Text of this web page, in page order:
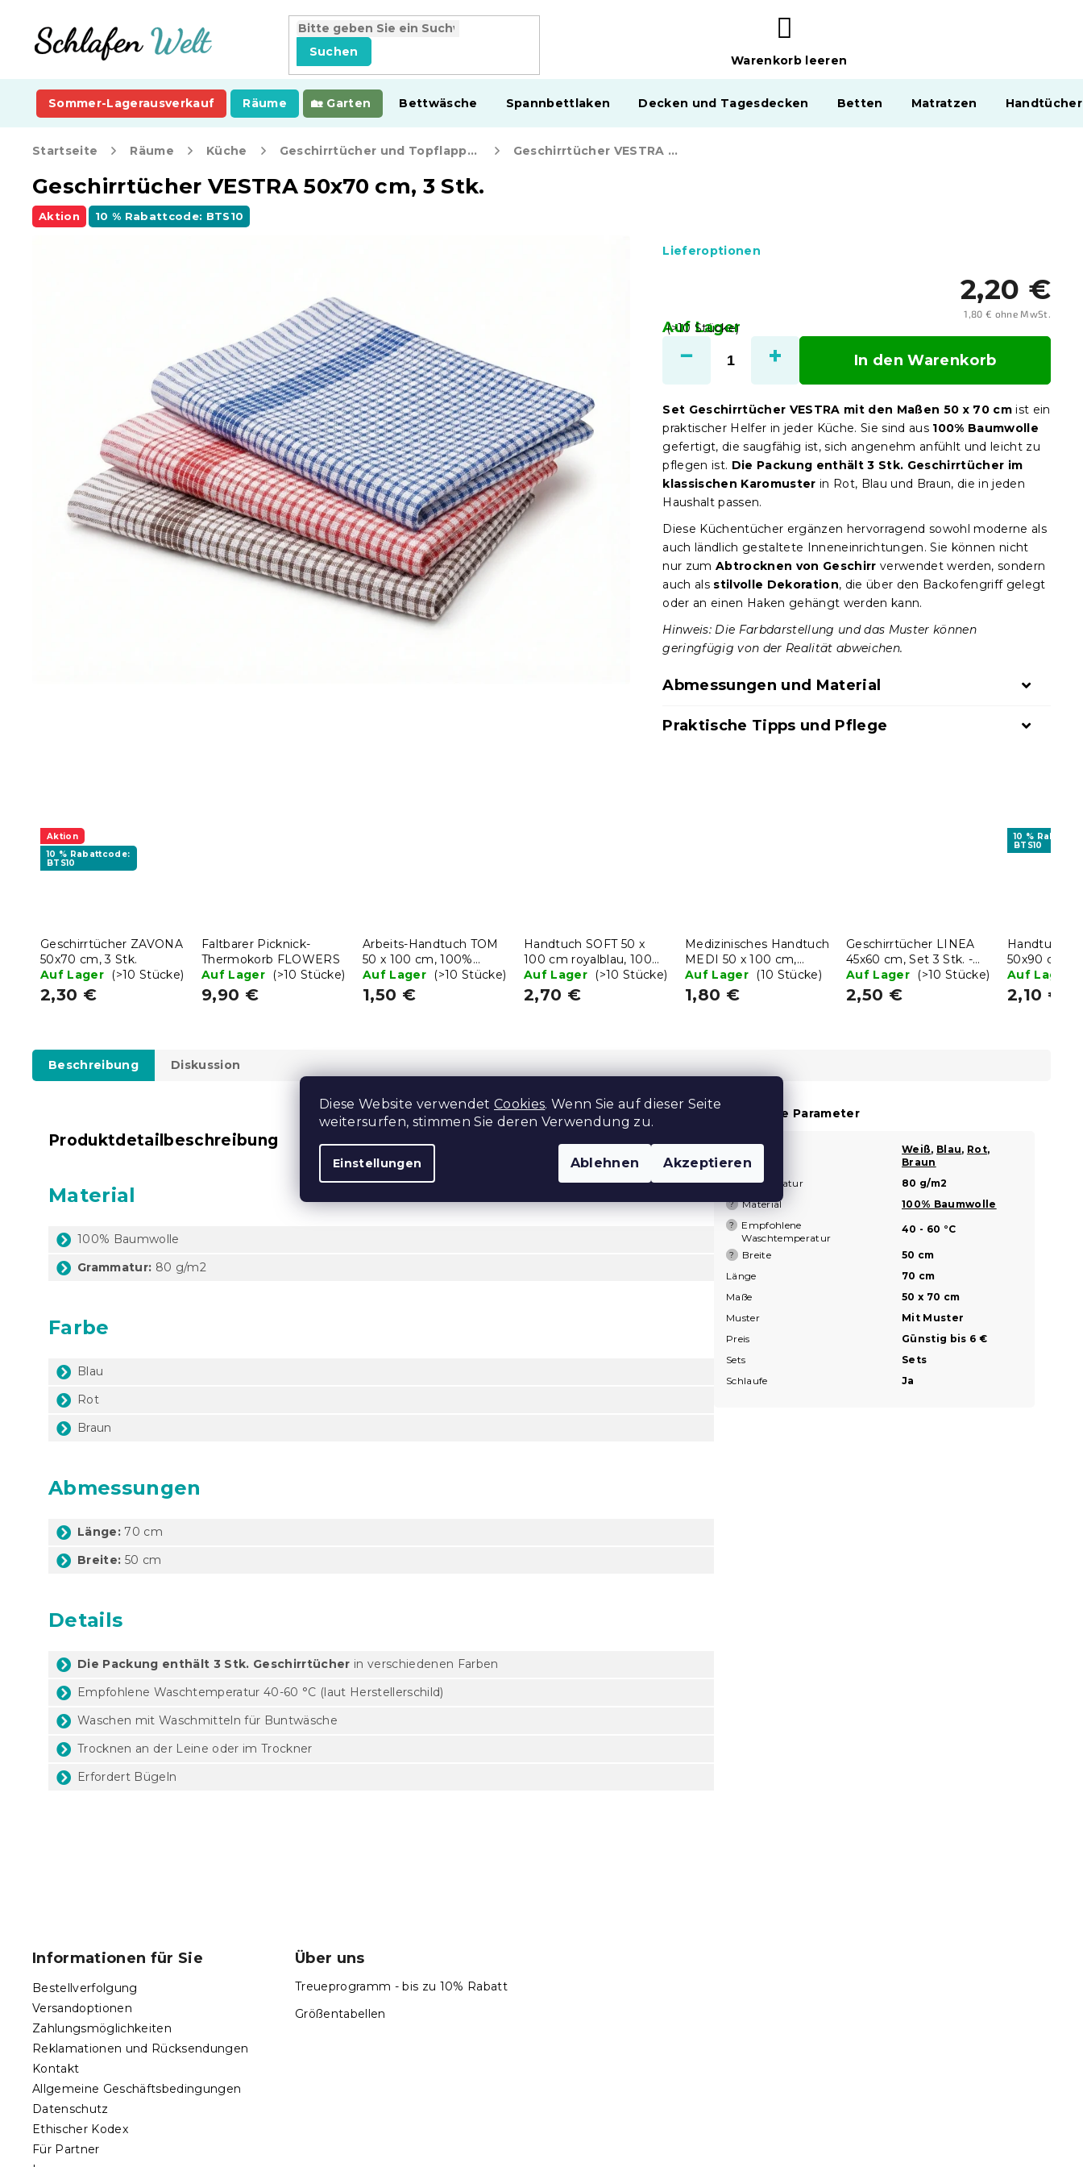
Diese Website verwendet Cookies. Wenn Sie auf dieser Seite
weitersurfen, stimmen Sie deren Verwendung zu.
Einstellungen Ablehnen Akzeptieren
springen
Suchen
WARENKORB
Warenkorb leeren
Sommer-Lagerausverkauf Räume Garten Bettwäsche Spannbettlaken Decken und Tagesdecken Betten Matratzen
Startseite Räume Küche Geschirrtücher und Topflappen Geschirrtücher VESTRA 50x70 cm, 3 Stk.
Geschirrtücher VESTRA 50x70 cm, 3 Stk.
Aktion 10 % Rabattcode: BTS10
2,20 €
1,80 € ohne MwSt.
Auf Lager
(>10 Stücke)
Lieferoptionen
In den Warenkorb
Set Geschirrtücher VESTRA mit den Maßen 50 x 70 cm ist ein
praktischer Helfer in jeder Küche. Sie sind aus 100% Baumwolle
gefertigt, die saugfähig ist, sich angenehm anfühlt und leicht zu
pflegen ist. Die Packung enthält 3 Stk. Geschirrtücher im
klassischen Karomuster in Rot, Blau und Braun, die in jeden
Haushalt passen.
Diese Küchentücher ergänzen hervorragend sowohl moderne als
auch ländlich gestaltete Inneneinrichtungen. Sie können nicht
nur zumAbtrocknen von Geschirr verwendet werden, sondern
auch als stilvolle Dekoration, die über den Backofengriff gelegt
oder an einen Haken gehängt werden kann.
Hinweis: Die Farbdarstellung und das Muster können
geringfügig von der Realität abweichen.
Abmessungen und Material
Praktische Tipps und Pflege
Aktion
10 % Rabattcode:
BTS10
Geschirrtücher ZAVONA
50x70 cm, 3 Stk.
Auf Lager
(>10 Stücke)
2,30 €
Faltbarer Picknick-
Thermokorb FLOWERS
Auf Lager
(>10 Stücke)
9,90 €
Arbeits-Handtuch TOM
50 x 100 cm, 100%
Baumwolle
Auf Lager (>10 Stücke)
1,50 €
Handtuch SOFT 50 x
100 cm royalblau, 100%
Baumwolle
Auf Lager (>10 Stücke)
2,70 €
Medizinisches Handtuch
MEDI 50 x 100 cm,
100% Baumwolle
Auf Lager (10 Stücke)
1,80 €
Geschirrtücher LINEA
45x60 cm, Set 3 Stk. -
mehrere Varianten
Auf Lager (>10 Stücke)
2,50 €
10 %
BTS10
Handtuch
50x90 cm
Baumwolle
Auf Lager
2,10 €
Beschreibung Diskussion
Produktdetailbeschreibung
Material
100% Baumwolle
Grammatur: 80 g/m2
Farbe
Blau
Rot
Braun
Abmessungen
Länge: 70 cm
Breite: 50 cm
Details
Die Packung enthält 3 Stk. Geschirrtücher in verschiedenen Farben
Empfohlene Waschtemperatur 40-60 °C (laut Herstellerschild)
Waschen mit Waschmitteln für Buntwäsche
Trocknen an der Leine oder im Trockner
Erfordert Bügeln
Zusätzliche Parameter
Farbe Weiß, Blau, Rot,
Braun
? Grammatur 80 g/m2
? Material 100% Baumwolle
?
Empfohlene
Waschtemperatur
40 - 60 °C
? Breite
50 cm
Länge
70 cm
Maße
50 x 70 cm
Muster
Mit Muster
Preis
Günstig bis 6 €
Sets
Sets
Schlaufe
Ja
Informationen für Sie
Bestellverfolgung
Versandoptionen
Zahlungsmöglichkeiten
Reklamationen und Rücksendungen
Kontakt
Allgemeine Geschäftsbedingungen
Datenschutz
Ethischer Kodex
Für Partner
Über uns
Treueprogramm - bis zu 10% Rabatt
Größentabellen